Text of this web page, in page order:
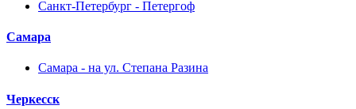
Санкт-Петербург - Петергоф
Самара
Самара - на ул. Степана Разина
Черкесск